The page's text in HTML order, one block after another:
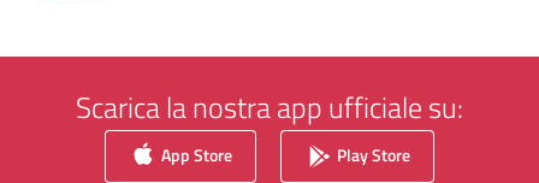
Scarica la nostra app ufficiale su:
App Store Play Store